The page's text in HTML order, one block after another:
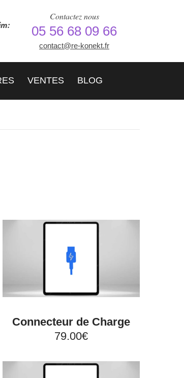
Contactez nous
05 56 68 09 66
contact@re-konekt.fr
VENTES BLOG
Connecteur de Charge
79.00€